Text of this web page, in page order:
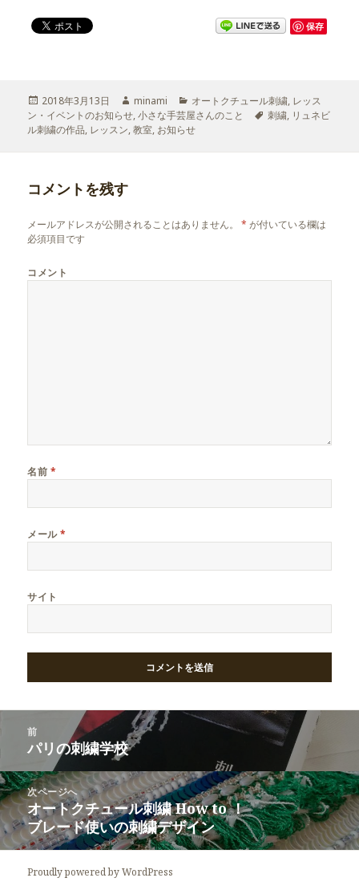
保存
投
稿
日:
2018年3月13日
作
成
者
minami
カ
テ
ゴ
オートクチュール刺繍, レッス
ン・イベントのお知らせ,小さな手芸屋さんのこと
タ
刺繍, リュネビ
ル刺繍の作品, レッスン,教室, お知らせ
コメントを残す
メールアドレスが公開されることはありません。 * が付いている欄は
必須項目です
コメント
名前 *
メール*
サイト
ビ
ゲ
ー
シ
ョ
前
前
の
投
稿:
パリの刺繍学校
次ページへ
次
の
投
稿:
オートクチュール刺繍 How to ！
ブレード使いの刺繍デザイン
Proudly powered by WordPress